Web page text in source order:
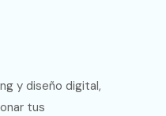
y diseño digital,
tus